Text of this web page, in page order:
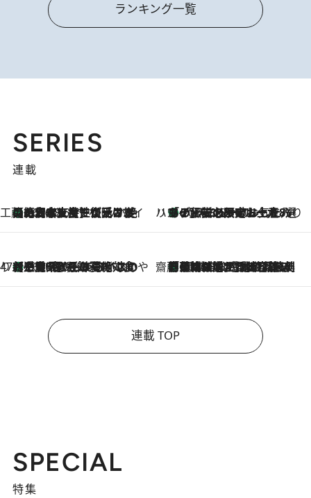
ランキング一覧
SERIES
連載
工藤まやのおもてなしハワイ
2026.8.6
【ハワイ土産】ローカルの絶大な支持で復活！ 絶品の幻クッキー《元ファンの日本人女性が受け継いだ名店》 ハワイ賢者 リサのお気に入りリスト2026.8.6
あの伝説の限定トートも！ リニューアルした「ディーン＆デルーカ ハワイ」で必須のお土産8選
47都道府県の手みやげ ひんやりスイーツで夏を満喫
2026.8.6
【三重県】この夏絶対食べたい 冷やしておいしいおやつ3選 お餅×アイスの新感覚スイーツ 齋藤 薫 美容脳ルネサンス
2026.8.6
「荷物が増えるほど旅ストレスは増す」美容ジャーナリストがたどり着いた最終結論。“化粧品を劇的に減らす”感動の凝縮美容とは
連載 TOP
SPECIAL
特集